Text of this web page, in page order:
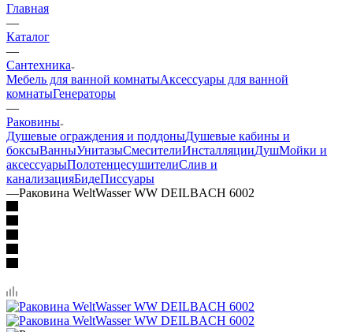
Главная
—
Каталог
—
Сантехника
Мебель для ванной комнатыАксессуары для ванной
комнатыГенераторы
—
Раковины
Душевые ограждения и поддоныДушевые кабины и
боксыВанныУнитазыСмесителиИнсталляцииДушМойки и
аксессуарыПолотенцесушителиСлив и
канализацияБидеПиссуары
—Раковина WeltWasser WW DEILBACH 6002